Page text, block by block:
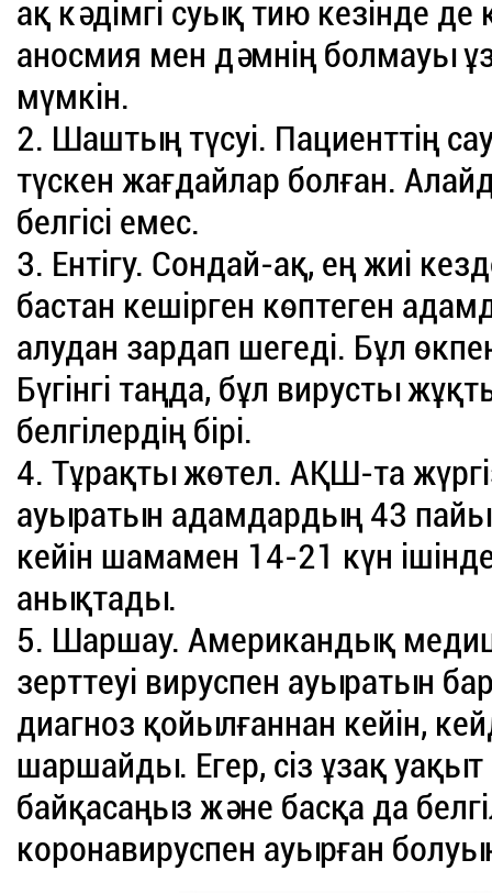
ақ кәдімгі суық тию кезінде де
аносмия мен дәмнің болмауы
мүмкін.
2. Шаштың түсуі. Пациенттің
түскен жағдайлар болған.
белгісі емес.
3. Ентігу. Сондай-ақ, ең жиі
бастан кешірген көптеген
алудан зардап шегеді. Бұл
Бүгінгі таңда, бұл вирусты
белгілердің бірі.
4. Тұрақты жөтел. АҚШ-та
ауыратын адамдардың 43
кейін шамамен 14-21 күн
анықтады.
5. Шаршау. Американдық
зерттеуі вируспен ауыратын
диагноз қойылғаннан кейін,
шаршайды. Егер, сіз ұзақ
байқасаңыз және басқа да
коронавируспен ауырған